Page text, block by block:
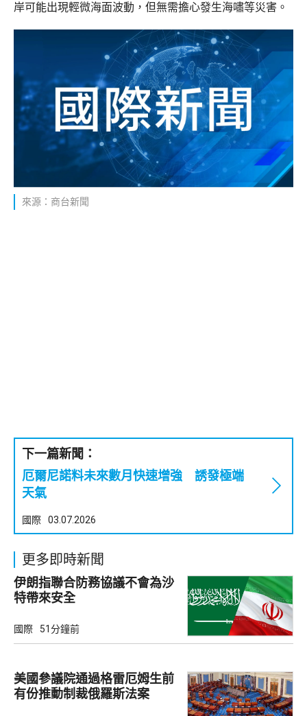
岸可能出現輕微海面波動，但無需擔心發生海嘯等災害。
來源：商台新聞
下一篇新聞：
厄爾尼諾料未來數月快速增強 誘發極端
天氣
國際 03.07.2026
更多即時新聞
伊朗指聯合防務協議不會為沙
特帶來安全
國際 51分鐘前
美國參議院通過格雷厄姆生前
有份推動制裁俄羅斯法案